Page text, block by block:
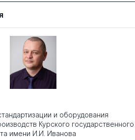
и оборудования
Курского государственного
имени И.И. Иванова